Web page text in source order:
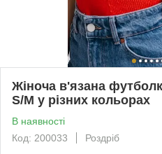
Жіноча в'язана
S/M у різних кольорах
В наявності
Код: 200033
Роздріб